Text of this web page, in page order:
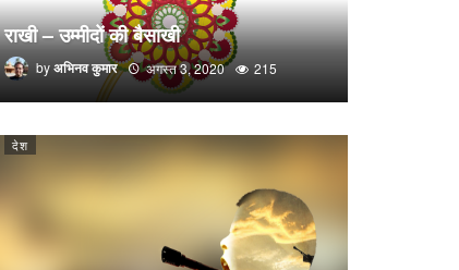
राखी – उम्मीदों की बैसाखी
byअभिनव कुमार अगस्त 3, 2020 215
देश